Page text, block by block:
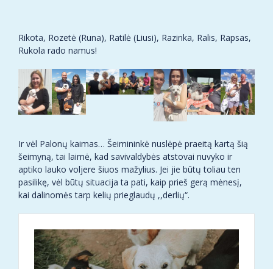
Rikota, Rozetė (Runa), Ratilė (Liusi), Razinka, Ralis, Rapsas,
Rukola rado namus!
Ir vėl Palonų kaimas… Šeimininkė nuslėpė praeitą kartą šią
šeimyną, tai laimė, kad savivaldybės atstovai nuvyko ir
aptiko lauko voljere šiuos mažylius. Jei jie būtų toliau ten
pasilikę, vėl būtų situacija ta pati, kaip prieš gerą mėnesį,
kai dalinomės tarp kelių prieglaudų ,,derlių“.